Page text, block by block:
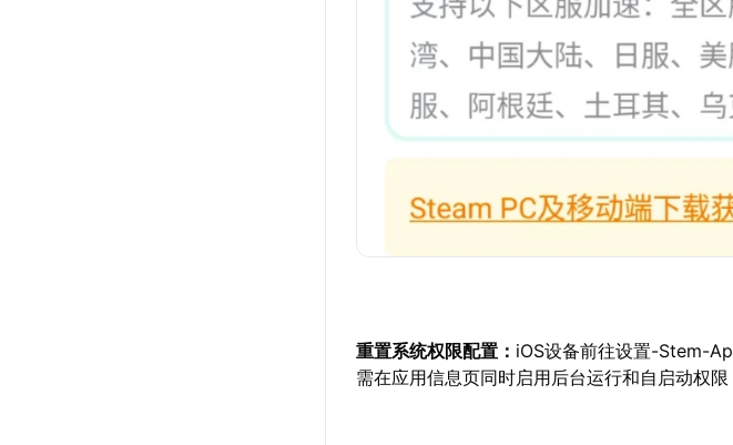
重置系统权限配置： iOS设备前往设置-Stem-
需在应用信息页同时启用后台运行和自启动权限